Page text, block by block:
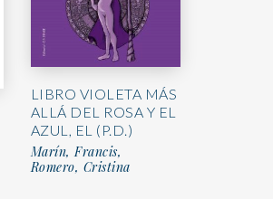
LIBRO VIOLETA MÁS
ALLÁ DEL ROSA Y EL
AZUL, EL (P.D.)
Marín, Francis,
Romero, Cristina